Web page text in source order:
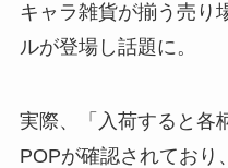
キャラ雑貨が揃う売り
ルが登場し話題に。
実際、「入荷すると各
POPが確認されており